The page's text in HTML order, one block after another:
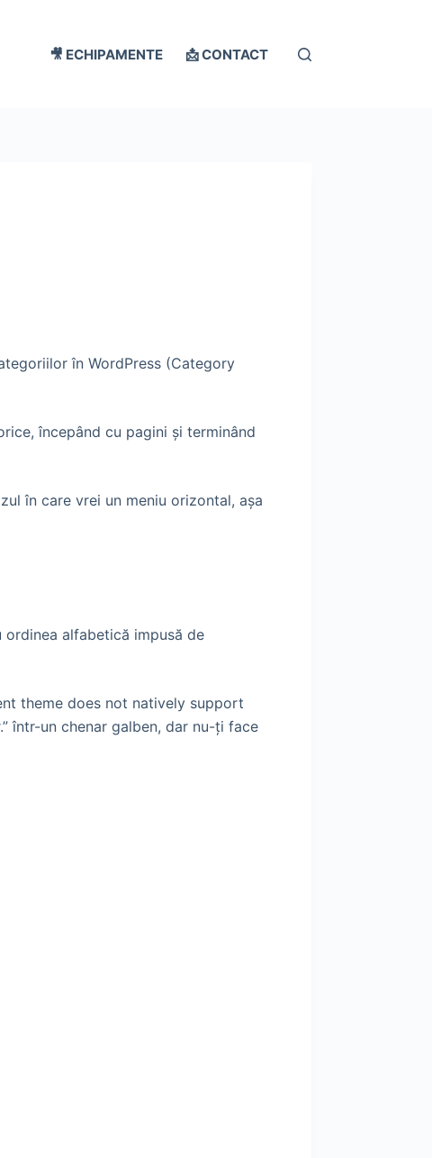
🎥 ECHIPAMENTE 📩 CONTACT
în WordPress (Category
începând cu pagini şi terminând
în care vrei un meniu orizontal, aşa
alfabetică impusă de
theme does not natively support
într-un chenar galben, dar nu-ţi face